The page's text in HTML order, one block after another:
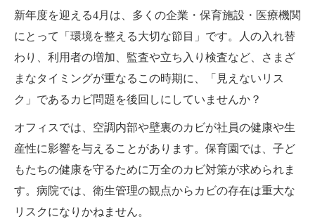
新年度を迎える4月は、多くの企業・保育施設・医療機関
にとって「環境を整える大切な節目」です。人の入れ替
わり、利用者の増加、監査や立ち入り検査など、さまざ
まなタイミングが重なるこの時期に、「見えないリス
ク」であるカビ問題を後回しにしていませんか？
オフィスでは、空調内部や壁裏のカビが社員の健康や生
産性に影響を与えることがあります。保育園では、子ど
もたちの健康を守るために万全のカビ対策が求められま
す。病院では、衛生管理の観点からカビの存在は重大な
リスクになりかねません。